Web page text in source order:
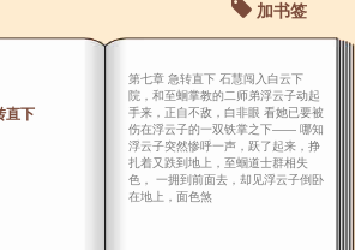
加书签
直下
第七章 急转直下 石慧闯入白云下
院，和至蛔掌教的二师弟浮云子动起
手来，正自不敌，白非眼 看她已要被
伤在浮云子的一双铁掌之下―― 哪知
浮云子突然惨呼一声，跃了起来，挣
扎着又跌到地上，至蝈道士群相失
色， 一拥到前面去，却见浮云子倒卧
在地上，面色煞